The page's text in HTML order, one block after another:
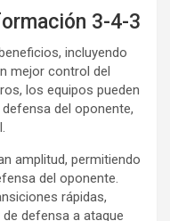
3-4-3
incluyendo
mejor control del
los equipos pueden
del oponente,
amplitud, permitiendo
del oponente.
rápidas,
defensa a ataque